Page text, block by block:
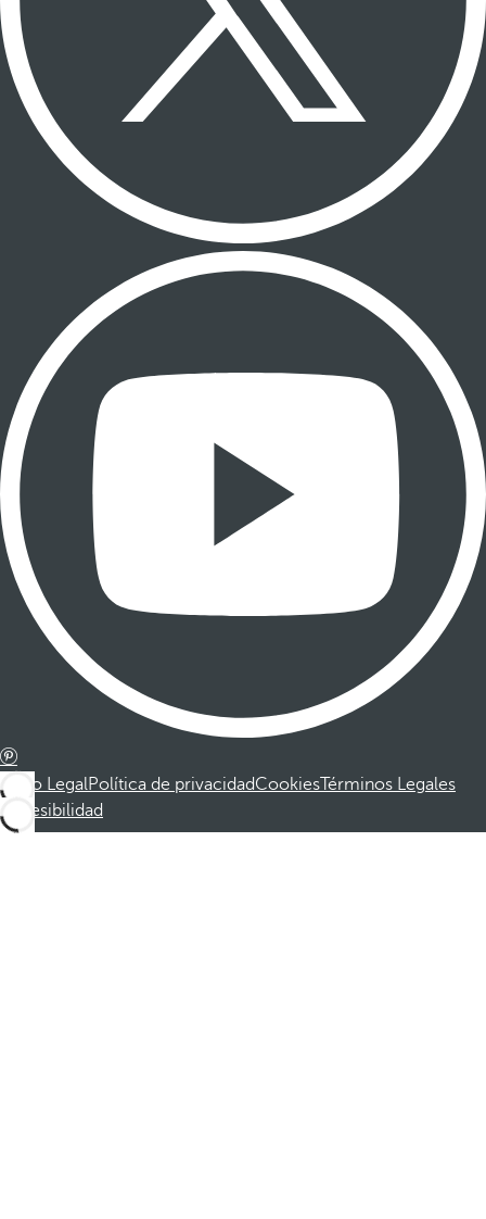
Aviso LegalPolítica de privacidadCookiesTérminos Legales
Accesibilidad